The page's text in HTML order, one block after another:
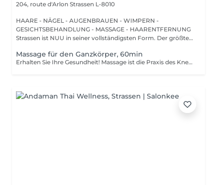
204, route d'Arlon Strassen L-8010
HAARE - NÄGEL - AUGENBRAUEN - WIMPERN -
GESICHTSBEHANDLUNG - MASSAGE - HAARENTFERNUNG
Strassen ist NUU in seiner vollständigsten Form. Der größte
Massage für den Ganzkörper, 60min
Erhalten Sie Ihre Gesundheit! Massage ist die Praxis des Knetens oder Bearbeitens der Muskeln und anderer Weichteile einer Person, um Stress zu reduzieren, Muskelschmerzen zu lindern, die Entspannung zu fördern und die Funktion des Immunsystems zu verbessern. Vorteile einer Ganzkörpermassage für die Gesundheit: - reduziert Stress - entspannend - verbessert die Durchblutung - verbessert das Immunsystem des Körpers Wie wird eine Ganzkörpermassage durchgeführt? - Kopf und Nacken werden massiert - Schultern und Rücken werden massiert - Hände und Arme werden massiert - Füße und Beine werden massiert - der Bauch wird massiert Altersbeschränkungen: es gibt keine Altersbeschränkungen für dieses Verfahren. Empfehlungen nach dem Eingriff: nach dem Eingriff 2-3 Stunden keinen Sport und plötzliche Bewegungen machen. Frequenz: 1-2 Mal pro Woche, insgesamt 10 Mal. Wiederholen Sie den Eingriff alle 3-6 Monate.